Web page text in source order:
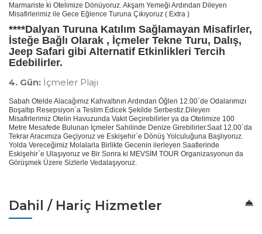
Marmariste ki Otelimize Dönüyoruz. Akşam Yemeği Ardından Dileyen
Misafirlerimiz ile Gece Eğlence Turuna Çıkıyoruz ( Extra )
****Dalyan Turuna Katılım Sağlamayan Misafirler,
İsteğe Bağlı Olarak , İçmeler Tekne Turu, Dalış,
Jeep Safari gibi Alternatif Etkinlikleri Tercih
Edebilirler.
4. Gün: İçmeler Plajı
Sabah Otelde Alacağımız Kahvaltının Ardından Öğlen 12.00`de Odalarımızı
Boşaltıp Resepsiyon`a Teslim Edicek Şekilde Serbestiz.Dileyen
Misafirlerimiz Otelin Havuzunda Vakit Geçirebilirler ya da Otelimize 100
Metre Mesafede Bulunan İçmeler Sahilinde Denize Girebilirler.Saat 12.00`da
Tekrar Aracımıza Geçiyoruz ve Eskişehir`e Dönüş Yolculuğuna Başlıyoruz.
Yolda Vereceğimiz Molalarla Birlikte Gecenin ilerleyen Saatlerinde
Eskişehir`e Ulaşıyoruz ve Bir Sonra ki MEVSİM TOUR Organizasyonun da
Görüşmek Üzere Sizlerle Vedalaşıyoruz.
Dahil / Hariç Hizmetler